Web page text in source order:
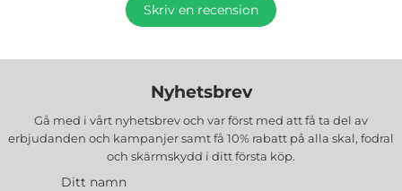
Skriv en recension
Nyhetsbrev
Gå med i vårt nyhetsbrev och var först med att få ta del av
erbjudanden och kampanjer samt få 10% rabatt på alla skal, fodral
och skärmskydd i ditt första köp.
Ditt namn